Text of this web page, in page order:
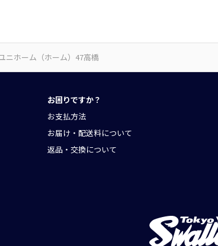
ニホーム（ホーム）47高橋
お困りですか？
お支払方法
お届け・配送料について
返品・交換について